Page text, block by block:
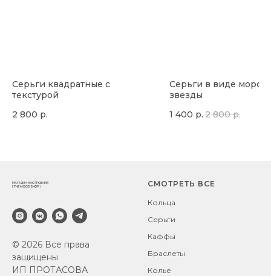
Серьги квадратные с
текстурой
2 800 р.
Серьги в виде
звезды
1 400 р. 2 800 р.
© 2026 Все права
защищены
ИП ПРОТАСОВА
СМОТРЕТЬ ВСЕ
Кольца
Серьги
Каффы
Браслеты
Колье